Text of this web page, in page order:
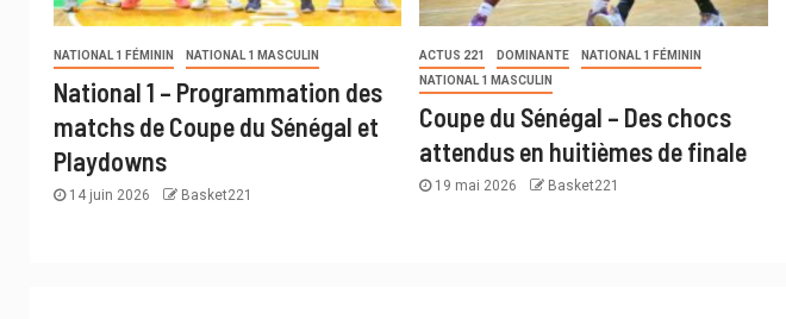
NATIONAL 1 FÉMININ NATIONAL 1 MASCULIN
National 1 – Programmation des
matchs de Coupe du Sénégal et
Playdowns
14 juin 2026 Basket221
ACTUS 221 DOMINANTE
NATIONAL 1 FÉMININ
NATIONAL 1 MASCULIN
Coupe du Sénégal – Des chocs
attendus en huitièmes de finale
19 mai 2026 Basket221